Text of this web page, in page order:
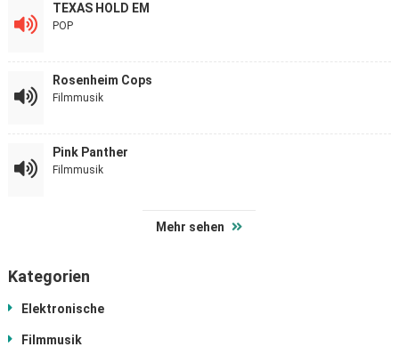
TEXAS HOLD EM
POP
Rosenheim Cops
Filmmusik
Pink Panther
Filmmusik
Mehr sehen
Kategorien
Elektronische
Filmmusik